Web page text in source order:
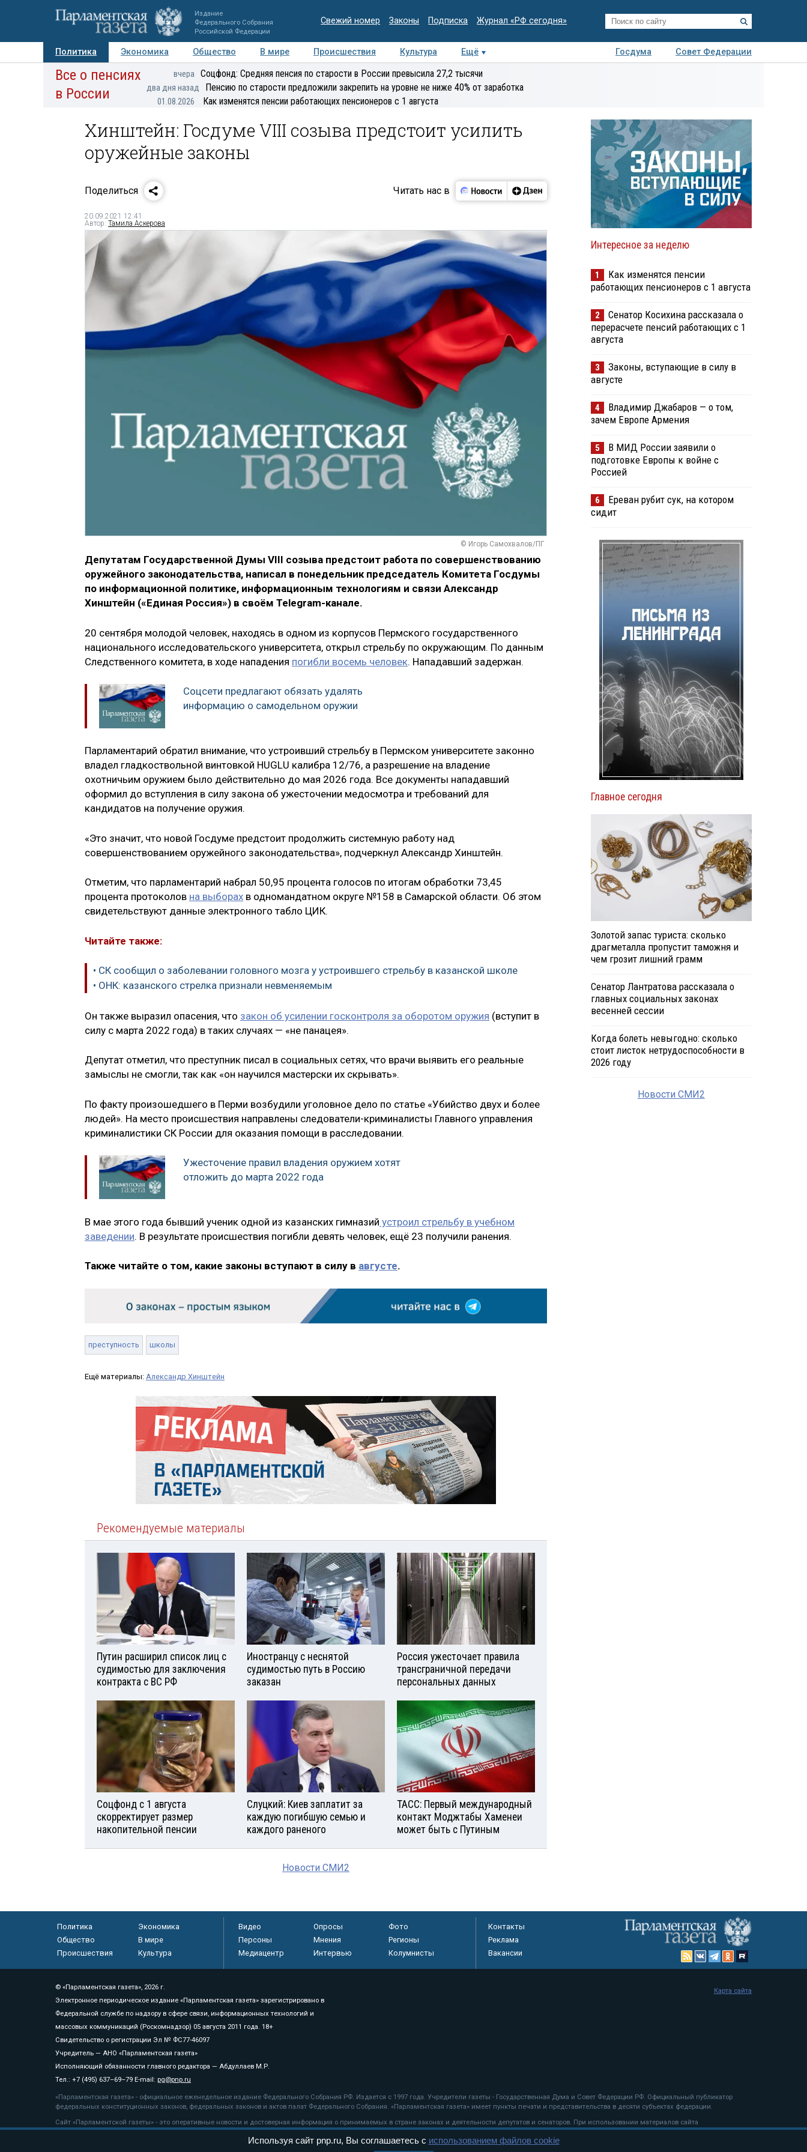
Издание
Федерального Собрания
Российской Федерации
Свежий номер Законы Подписка Журнал «РФ сегодня»
Политика Экономика Общество В мире Происшествия Культура Ещё Госдума
Совет Федерации
Авторы Персоны Мнения Регионы Медиацентр Интервью Колумнисты
экспертиза
Все о пенсиях
в России
вчера Соцфонд: Средняя пенсия по старости в России превысила 27,2 тысячи
два дня назад Пенсию по старости предложили закрепить на уровне не ниже 40% от заработка
01.08.2026 Как изменятся пенсии работающих пенсионеров с 1 августа
Хинштейн: Госдуме VIII созыва предстоит усилить
оружейные законы
Поделиться Читать нас в
20.09.2021 12:41
Автор: Тамила Аскерова
© Игорь Самохвалов/ПГ
Депутатам Государственной Думы VIII созыва предстоит работа по совершенствованию
оружейного законодательства, написал в понедельник председатель Комитета Госдумы
по информационной политике, информационным технологиям и связи Александр
Хинштейн («Единая Россия») в своём Telegram-канале.
20 сентября молодой человек, находясь в одном из корпусов Пермского государственного
национального исследовательского университета, открыл стрельбу по окружающим. По данным
Следственного комитета, в ходе нападения погибли восемь человек. Нападавший задержан.
Соцсети предлагают обязать удалять
информацию о самодельном оружии
Парламентарий обратил внимание, что устроивший стрельбу в Пермском университете законно
владел гладкоствольной винтовкой HUGLU калибра 12/76, а разрешение на владение
охотничьим оружием было действительно до мая 2026 года. Все документы нападавший
оформил до вступления в силу закона об ужесточении медосмотра и требований для
кандидатов на получение оружия.
«Это значит, что новой Госдуме предстоит продолжить системную работу над
совершенствованием оружейного законодательства», подчеркнул Александр Хинштейн.
Отметим, что парламентарий набрал 50,95 процента голосов по итогам обработки 73,45
процента протоколов на выборах в одномандатном округе №158 в Самарской области. Об этом
свидетельствуют данные электронного табло ЦИК.
Читайте также:
• СК сообщил о заболевании головного мозга у устроившего стрельбу в казанской школе
• ОНК: казанского стрелка признали невменяемым
Он также выразил опасения, что закон об усилении госконтроля за оборотом оружия (вступит в
силу с марта 2022 года) в таких случаях — «не панацея».
Депутат отметил, что преступник писал в социальных сетях, что врачи выявить его реальные
замыслы не смогли, так как «он научился мастерски их скрывать».
По факту произошедшего в Перми возбудили уголовное дело по статье «Убийство двух и более
людей». На место происшествия направлены следователи-криминалисты Главного управления
криминалистики СК России для оказания помощи в расследовании.
Ужесточение правил владения оружием хотят
отложить до марта 2022 года
В мае этого года бывший ученик одной из казанских гимназий устроил стрельбу в учебном
заведении. В результате происшествия погибли девять человек, ещё 23 получили ранения.
Также читайте о том, какие законы вступают в силу в августе.
преступность школы
Ещё материалы: Александр Хинштейн
Рекомендуемые материалы
Путин расширил список лиц с
судимостью для заключения
контракта с ВС РФ
Иностранцу с неснятой
судимостью путь в Россию
заказан
Россия ужесточает правила
трансграничной передачи
персональных данных
Соцфонд с 1 августа
скорректирует размер
накопительной пенсии
Слуцкий: Киев заплатит за
каждую погибшую семью и
каждого раненого
ТАСС: Первый международный
контакт Моджтабы Хаменеи
может быть с Путиным
Новости СМИ2
Интересное за неделю
1
Как изменятся пенсии
работающих пенсионеров с 1 августа
2
Сенатор Косихина рассказала о
перерасчете пенсий работающих с 1
августа
3
Законы, вступающие в силу в
августе
4
Владимир Джабаров — о том,
зачем Европе Армения
5
В МИД России заявили о
подготовке Европы к войне с
Россией
6
Ереван рубит сук, на котором
сидит
Главное сегодня
Золотой запас туриста: сколько
драгметалла пропустит таможня и
чем грозит лишний грамм
Сенатор Лантратова рассказала о
главных социальных законах
весенней сессии
Когда болеть невыгодно: сколько
стоит листок нетрудоспособности в
2026 году
Новости СМИ2
Политика
Экономика
Общество
В мире
Происшествия
Культура
Видео Опросы
Фото
Персоны
Мнения
Регионы
Медиацентр
Интервью Колумнисты
Контакты
Реклама
Вакансии
© «Парламентская газета», 2026 г.
Электронное периодическое издание «Парламентская газета» зарегистрировано в
Федеральной службе по надзору в сфере связи, информационных технологий и
массовых коммуникаций (Роскомнадзор) 05 августа 2011 года. 18+
Свидетельство о регистрации Эл № ФС77-46097
Учредитель — АНО «Парламентская газета»
Исполняющий обязанности главного редактора — Абдуллаев М.Р.
Тел.: +7 (495) 637–69–79 E-mail: pg@pnp.ru
«Парламентская газета» - официальное еженедельное издание Федерального Собрания РФ. Издается с 1997 года. Учредители газеты - Государственная Дума и Совет Федерации РФ. Официальный публикатор
федеральных конституционных законов, федеральных законов и актов палат Федерального Собрания. «Парламентская газета» имеет пункты печати и представительства в десяти субъектах федерации.
Сайт «Парламентской газеты» - это оперативные новости и достоверная информация о принимаемых в стране законах и деятельности депутатов и сенаторов. При использовании материалов сайта
«Парламентской газеты» активная ссылка на pnp.ru обязательна.
рекомендательные технологии
Карта сайта
Используя сайт pnp.ru, Вы соглашаетесь с использованием файлов cookie